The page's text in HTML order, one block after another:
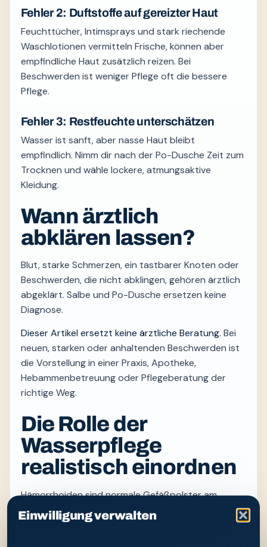
Einwilligung verwalten
Fehler 2: Duftstoffe auf gereizter Haut
Feuchttücher, Intimsprays und stark riechende
Waschlotionen vermitteln Frische, können aber
empfindliche Haut zusätzlich reizen. Bei
Beschwerden ist weniger Pflege oft die bessere
Pflege.
Fehler 3: Restfeuchte unterschätzen
Wasser ist sanft, aber nasse Haut bleibt
empfindlich. Nimm dir nach der Po-Dusche Zeit zum
Trocknen und wähle lockere, atmungsaktive
Kleidung.
Wann ärztlich
abklären lassen?
Blut, starke Schmerzen, ein tastbarer Knoten oder
Beschwerden, die nicht abklingen, gehören ärztlich
abgeklärt. Salbe und Po-Dusche ersetzen keine
Diagnose.
Dieser Artikel ersetzt keine ärztliche Beratung. Bei
neuen, starken oder anhaltenden Beschwerden ist
die Vorstellung in einer Praxis, Apotheke,
Hebammenbetreuung oder Pflegeberatung der
richtige Weg.
Die Rolle der
Wasserpflege
realistisch einordnen
Hämorrhoiden sind normale Gefäßpolster am
Darmausgang. Beschwerden entstehen erst, wenn
sie vergrößert sind. Wasser kann Rückstände ohne